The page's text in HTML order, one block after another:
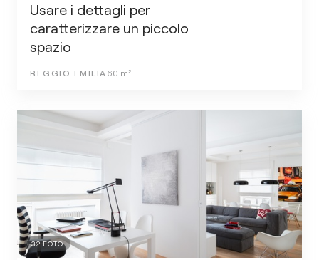
Usare i dettagli per
caratterizzare un piccolo
spazio
REGGIO EMILIA 60 m²
32FOTO